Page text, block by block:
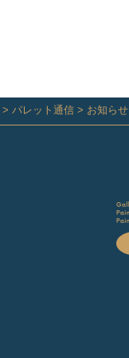
> パレット通信 > お知らせ